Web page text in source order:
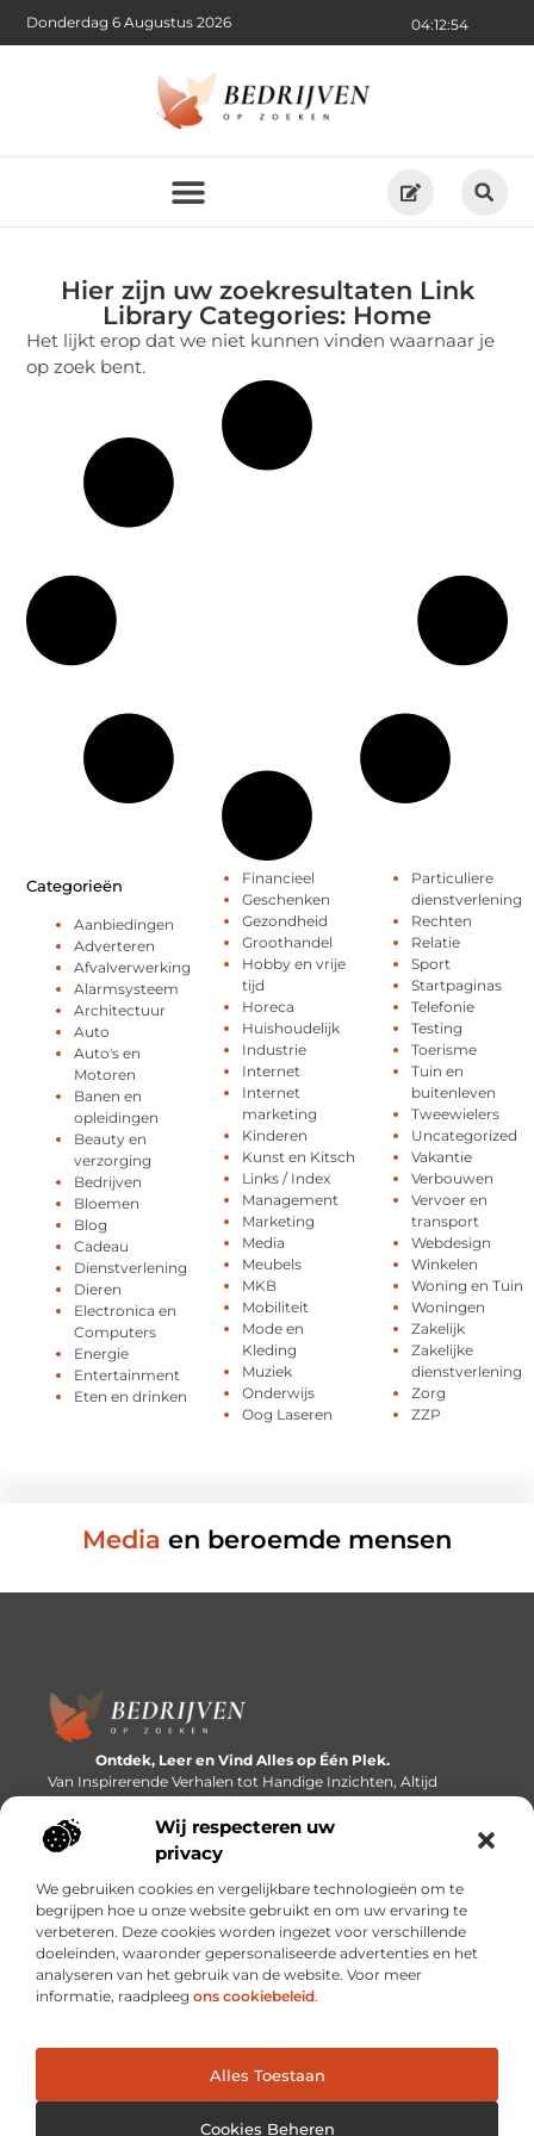
Wij respecteren uw
privacy
We gebruiken cookies en vergelijkbare technologieën om te
begrijpen hoe u onze website gebruikt en om uw ervaring te
verbeteren. Deze cookies worden ingezet voor verschillende
doeleinden, waaronder gepersonaliseerde advertenties en het
analyseren van het gebruik van de website. Voor meer
informatie, raadpleeg ons cookiebeleid.
Alles Toestaan
Cookies Beheren
04:12:54
Donderdag 6 Augustus 2026
Hier zijn uw zoekresultaten Link
Library Categories: Home
Het lijkt erop dat we niet kunnen vinden waarnaar je
op zoek bent.
Categorieën
Aanbiedingen
Adverteren
Afvalverwerking
Alarmsysteem
Architectuur
Auto
Auto's en
Motoren
Banen en
opleidingen
Beauty en
verzorging
Bedrijven
Bloemen
Blog
Cadeau
Dienstverlening
Dieren
Electronica en
Computers
Energie
Entertainment
Eten en drinken
Financieel
Geschenken
Gezondheid
Groothandel
Hobby en vrije
tijd
Horeca
Huishoudelijk
Industrie
Internet
Internet
marketing
Kinderen
Kunst en Kitsch
Links / Index
Management
Marketing
Media
Meubels
MKB
Mobiliteit
Mode en
Kleding
Muziek
Onderwijs
Oog Laseren
Particuliere
dienstverlening
Rechten
Relatie
Sport
Startpaginas
Telefonie
Testing
Toerisme
Tuin en
buitenleven
Tweewielers
Uncategorized
Vakantie
Verbouwen
Vervoer en
transport
Webdesign
Winkelen
Woning en Tuin
Woningen
Zakelijk
Zakelijke
dienstverlening
Zorg
ZZP
Media en beroemde mensen
Ontdek, Leer en Vind Alles op Één Plek.
Van Inspirerende Verhalen tot Handige Inzichten, Altijd
Binnen Handbereik.
Bericht categorie
Onze informatie
@2025 www.bedrijvenopzoeken.nl. All Right Reserved.